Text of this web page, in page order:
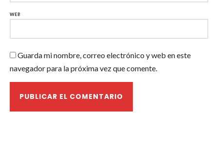
WEB
Guarda mi nombre, correo electrónico y web en este
navegador para la próxima vez que comente.